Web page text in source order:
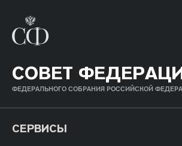
СОВЕТ
ФЕДЕРАЛЬНОГО СОБРАНИЯ РОССИЙСКОЙ
СЕРВИСЫ